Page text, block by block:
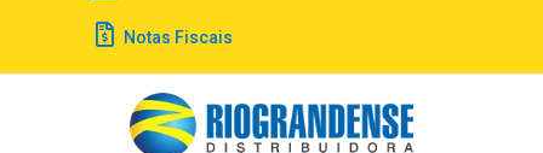
Notas Fiscais